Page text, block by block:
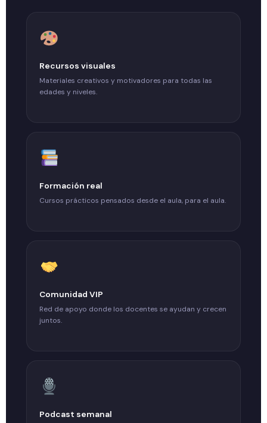
Recursos visuales
Materiales creativos y motivadores para todas las
edades y niveles.
Formación real
Cursos prácticos pensados desde el aula, para el aula.
Comunidad VIP
Red de apoyo donde los docentes se ayudan y crecen
juntos.
Podcast semanal